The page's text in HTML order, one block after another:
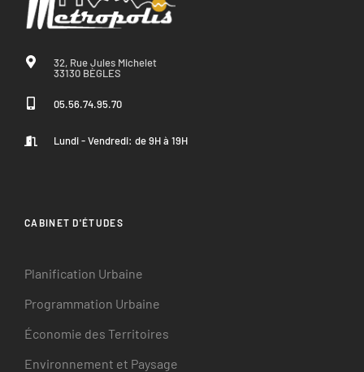
32, Rue Jules Michelet
33130 BÈGLES
05.56.74.95.70
Lundi - Vendredi: de 9H à 19H
CABINET D'ÉTUDES
Planification Urbaine
Programmation Urbaine
Économie des Territoires
Environnement et Paysage